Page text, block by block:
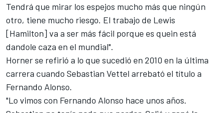
Tendrá que mirar los espejos mucho más que ningún
otro, tiene mucho riesgo. El trabajo de Lewis
[Hamilton] va a ser más fácil porque es quein está
dandole caza en el mundial".
Horner se refirió a lo que sucedió en 2010 en la última
carrera cuando Sebastian Vettel arrebató el título a
Fernando Alonso.
"Lo vimos con Fernando Alonso hace unos años.